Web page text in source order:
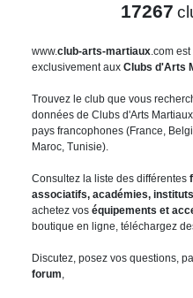
17267
www.club-arts-martiaux.com
exclusivement aux Clubs d'Arts
Trouvez le club que vous
données de Clubs d'Arts
pays francophones (France,
Maroc, Tunisie).
Consultez la liste des différentes
associatifs, académies,
achetez vos équipements et
boutique en ligne, téléchargez
Discutez, posez vos questions,
forum,